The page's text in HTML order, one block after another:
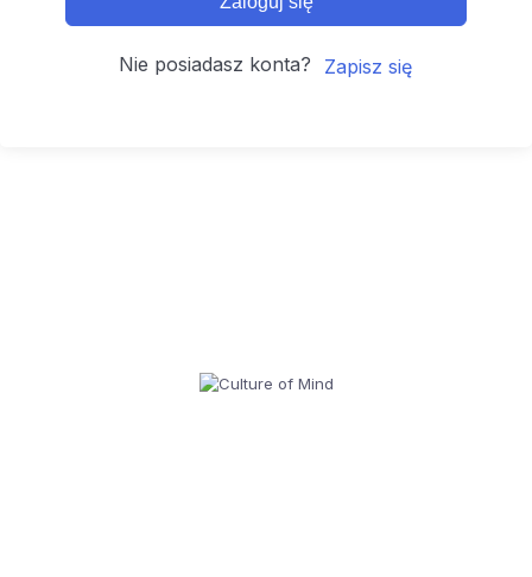
Nie posiadasz konta? Zapisz się